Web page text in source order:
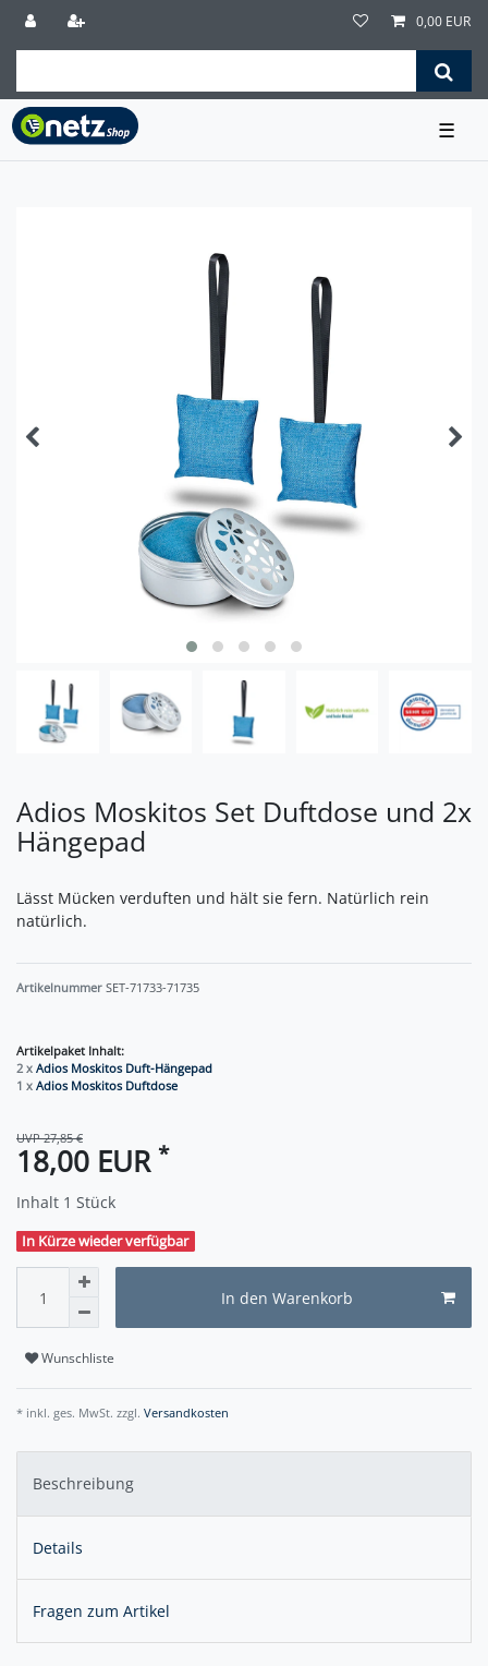
0,00 EUR
☰
Adios Moskitos Set Duftdose und 2x
Hängepad
Lässt Mücken verduften und hält sie fern. Natürlich rein
natürlich.
Artikelnummer SET-71733-71735
Artikelpaket Inhalt:
2 x Adios Moskitos Duft-Hängepad
1 x Adios Moskitos Duftdose
UVP 27,85 €
18,00 EUR *
Inhalt 1 Stück
In Kürze wieder verfügbar
In den Warenkorb
Wunschliste
* inkl. ges. MwSt. zzgl. Versandkosten
Beschreibung
Details
Fragen zum Artikel